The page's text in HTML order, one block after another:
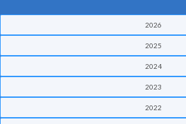
2026
2025
2024
2023
2022